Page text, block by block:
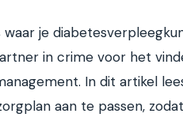
je
in crime voor het
In dit artikel
aan te passen,